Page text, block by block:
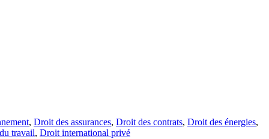
, Droit des assurances, Droit des contrats, Droit des énergies,
travail, Droit international privé